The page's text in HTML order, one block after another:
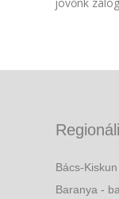
Bács-
Baranya -